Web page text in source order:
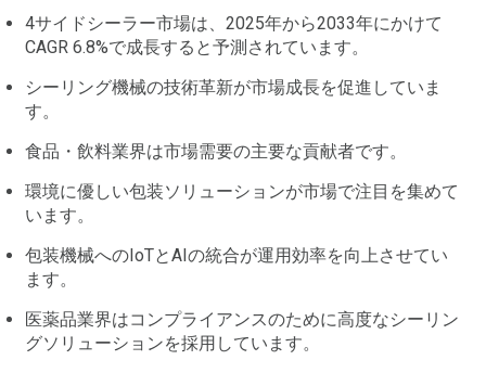
4サイドシーラー市場は、2025年から2033年にかけて
CAGR 6.8%で成長すると予測されています。
シーリング機械の技術革新が市場成長を促進していま
す。
食品・飲料業界は市場需要の主要な貢献者です。
環境に優しい包装ソリューションが市場で注目を集めて
います。
包装機械へのIoTとAIの統合が運用効率を向上させてい
ます。
医薬品業界はコンプライアンスのために高度なシーリン
グソリューションを採用しています。